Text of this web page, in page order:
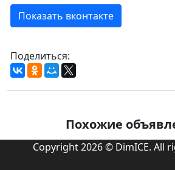
Показать вконтакте
Поделиться:
Похожие
Copyright 2026 © DimICE. All